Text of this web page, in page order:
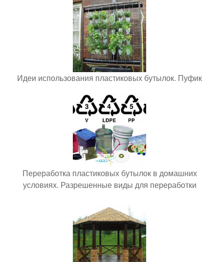
Идеи использования пластиковых бутылок. Пуфик
Переработка пластиковых бутылок в домашних
условиях. Разрешенные виды для переработки